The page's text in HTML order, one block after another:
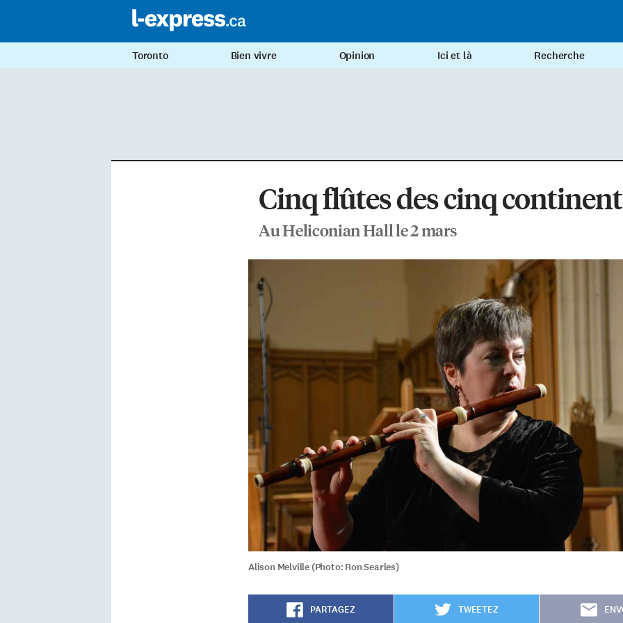
Toronto Bien vivre Opinion Ici et là Recherche
Cinq flûtes des cinq
Au Heliconian Hall le 2 mars
Alison Melville (Photo: Ron Searles)
PARTAGEZ TWEETEZ